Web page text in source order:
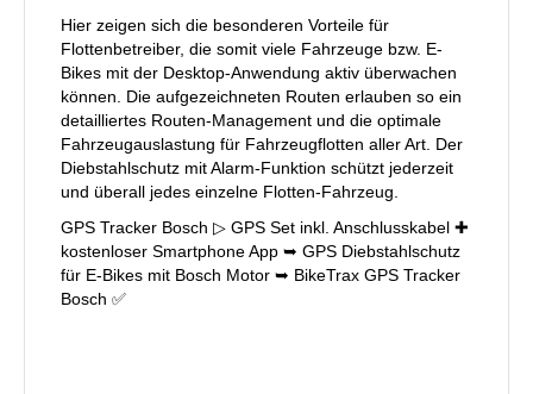
Hier zeigen sich die besonderen Vorteile für
Flottenbetreiber, die somit viele Fahrzeuge bzw. E-
Bikes mit der Desktop-Anwendung aktiv überwachen
können. Die aufgezeichneten Routen erlauben so ein
detailliertes Routen-Management und die optimale
Fahrzeugauslastung für Fahrzeugflotten aller Art. Der
Diebstahlschutz mit Alarm-Funktion schützt jederzeit
und überall jedes einzelne Flotten-Fahrzeug.
GPS Tracker Bosch ▷ GPS Set inkl. Anschlusskabel ✚
kostenloser Smartphone App ➥ GPS Diebstahlschutz
für E-Bikes mit Bosch Motor ➥ BikeTrax GPS Tracker
Bosch ✅